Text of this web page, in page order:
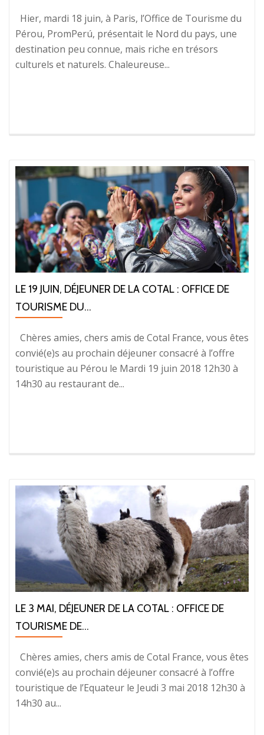
Hier, mardi 18 juin, à Paris, l’Office de Tourisme du
Pérou, PromPerú, présentait le Nord du pays, une
destination peu connue, mais riche en trésors
culturels et naturels. Chaleureuse...
LE 19 JUIN, DÉJEUNER DE LA COTAL : OFFICE DE
TOURISME DU...
Chères amies, chers amis de Cotal France, vous êtes
convié(e)s au prochain déjeuner consacré à l’offre
touristique au Pérou le Mardi 19 juin 2018 12h30 à
14h30 au restaurant de...
LE 3 MAI, DÉJEUNER DE LA COTAL : OFFICE DE
TOURISME DE...
Chères amies, chers amis de Cotal France, vous êtes
convié(e)s au prochain déjeuner consacré à l’offre
touristique de l’Equateur le Jeudi 3 mai 2018 12h30 à
14h30 au...